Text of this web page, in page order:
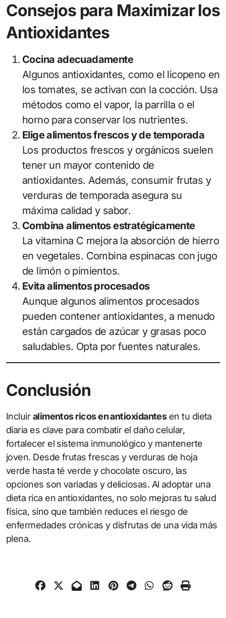
Consejos para Maximizar los
Antioxidantes
Cocina adecuadamente
Algunos antioxidantes, como el licopeno en
los tomates, se activan con la cocción. Usa
métodos como el vapor, la parrilla o el
horno para conservar los nutrientes.
Elige alimentos frescos y de temporada
Los productos frescos y orgánicos suelen
tener un mayor contenido de
antioxidantes. Además, consumir frutas y
verduras de temporada asegura su
máxima calidad y sabor.
Combina alimentos estratégicamente
La vitamina C mejora la absorción de hierro
en vegetales. Combina espinacas con jugo
de limón o pimientos.
Evita alimentos procesados
Aunque algunos alimentos procesados
pueden contener antioxidantes, a menudo
están cargados de azúcar y grasas poco
saludables. Opta por fuentes naturales.
Conclusión
Incluiralimentos ricos en antioxidantesen tu dieta
diaria es clave para combatir el daño celular,
fortalecer el sistema inmunológico y mantenerte
joven. Desde frutas frescas y verduras de hoja
verde hasta té verde y chocolate oscuro, las
opciones son variadas y deliciosas. Al adoptar una
dieta rica en antioxidantes, no solo mejoras tu salud
física, sino que también reduces el riesgo de
enfermedades crónicas y disfrutas de una vida más
plena.